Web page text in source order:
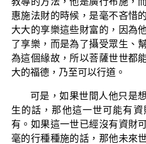
惠施法財的時候，是毫不吝惜
大大的享樂這些財富的，因為
了享樂，而是為了攝受眾生、
為這個緣故，所以菩薩世世都
大的福德，乃至可以行道。
可是，如果世間人他只是
生的話，那他這一世可能有
有。如果這一世已經沒有資財
毫的行種種施的話，那他未來